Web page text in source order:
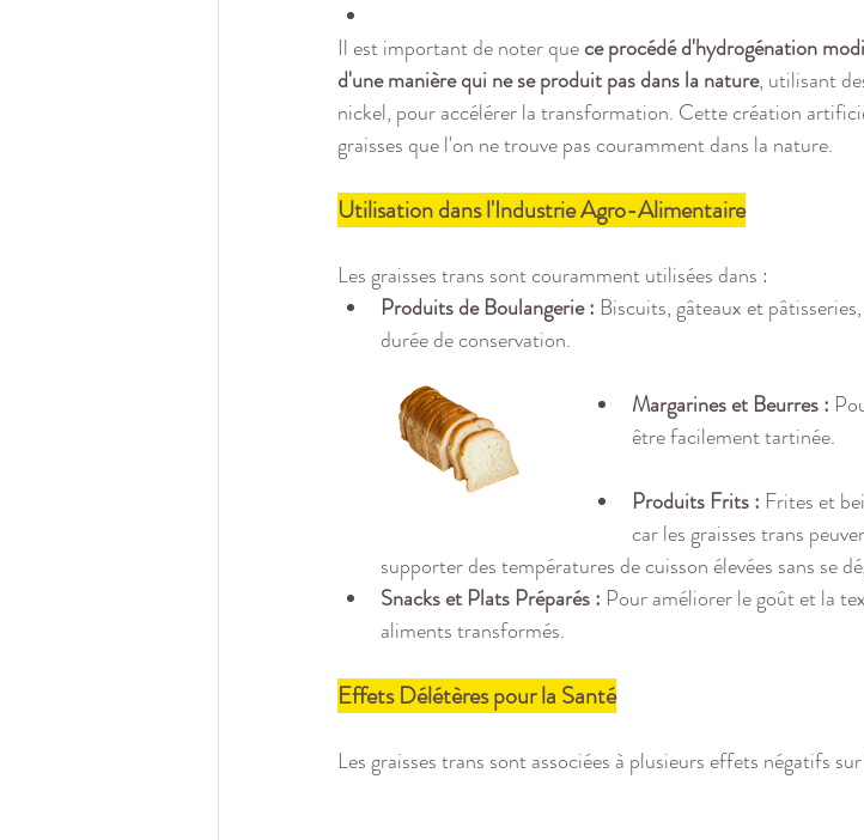
Il est important de noter que ce procédé d'hydrogénation
d'une manière qui ne se produit pas dans la nature, utilisant
nickel, pour accélérer la transformation. Cette création
graisses que l'on ne trouve pas couramment dans la nature.
Utilisation dans l'Industrie Agro-Alimentaire
Les graisses trans sont couramment utilisées dans :
Produits de Boulangerie : Biscuits, gâteaux et
durée de conservation.
Margarines et Beurres :
être facilement tartinée.
Produits Frits : Frites et
car les graisses trans
supporter des températures de cuisson élevées sans se
Snacks et Plats Préparés : Pour améliorer le goût et la
aliments transformés.
Effets Délétères pour la Santé
Les graisses trans sont associées à plusieurs effets négatifs